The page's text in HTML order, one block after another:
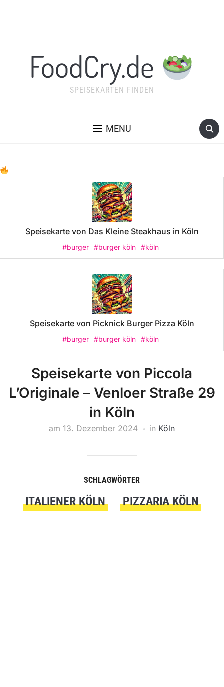
FoodCry.de
SPEISEKARTEN FINDEN
MENU
Speisekarte von Das Kleine Steakhaus in Köln
#burger #burger köln #köln
Speisekarte von Picknick Burger Pizza Köln
#burger #burger köln #köln
Speisekarte von Piccola
L’Originale – Venloer Straße 29
in Köln
am 13. Dezember 2024 in Köln
SCHLAGWÖRTER
ITALIENER KÖLN PIZZARIA KÖLN